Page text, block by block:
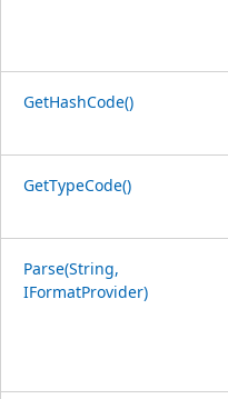
GetHashCode()
GetTypeCode()
Parse(String,
IFormatProvider)